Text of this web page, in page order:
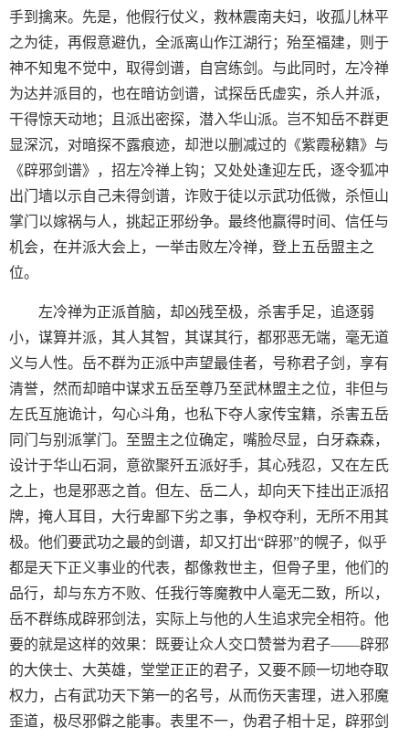
手到擒来。先是，他假行仗义，救林震南夫妇，收孤儿林平
之为徒，再假意避仇，全派离山作江湖行；殆至福建，则于
神不知鬼不觉中，取得剑谱，自宫练剑。与此同时，左冷禅
为达并派目的，也在暗访剑谱，试探岳氏虚实，杀人并派，
干得惊天动地；且派出密探，潜入华山派。岂不知岳不群更
显深沉，对暗探不露痕迹，却泄以删减过的《紫霞秘籍》与
《辟邪剑谱》，招左冷禅上钩；又处处逢迎左氏，逐令狐冲
出门墙以示自己未得剑谱，诈败于徒以示武功低微，杀恒山
掌门以嫁祸与人，挑起正邪纷争。最终他赢得时间、信任与
机会，在并派大会上，一举击败左冷禅，登上五岳盟主之
位。
左冷禅为正派首脑，却凶残至极，杀害手足，追逐弱
小，谋算并派，其人其智，其谋其行，都邪恶无端，毫无道
义与人性。岳不群为正派中声望最佳者，号称君子剑，享有
清誉，然而却暗中谋求五岳至尊乃至武林盟主之位，非但与
左氏互施诡计，勾心斗角，也私下夺人家传宝籍，杀害五岳
同门与别派掌门。至盟主之位确定，嘴脸尽显，白牙森森，
设计于华山石洞，意欲聚歼五派好手，其心残忍，又在左氏
之上，也是邪恶之首。但左、岳二人，却向天下挂出正派招
牌，掩人耳目，大行卑鄙下劣之事，争权夺利，无所不用其
极。他们要武功之最的剑谱，却又打出“辟邪”的幌子，似乎
都是天下正义事业的代表，都像救世主，但骨子里，他们的
品行，却与东方不败、任我行等魔教中人毫无二致，所以，
岳不群练成辟邪剑法，实际上与他的人生追求完全相符。他
要的就是这样的效果：既要让众人交口赞誉为君子——辟邪
的大侠士、大英雄，堂堂正正的君子，又要不顾一切地夺取
权力，占有武功天下第一的名号，从而伤天害理，进入邪魔
歪道，极尽邪僻之能事。表里不一，伪君子相十足，辟邪剑